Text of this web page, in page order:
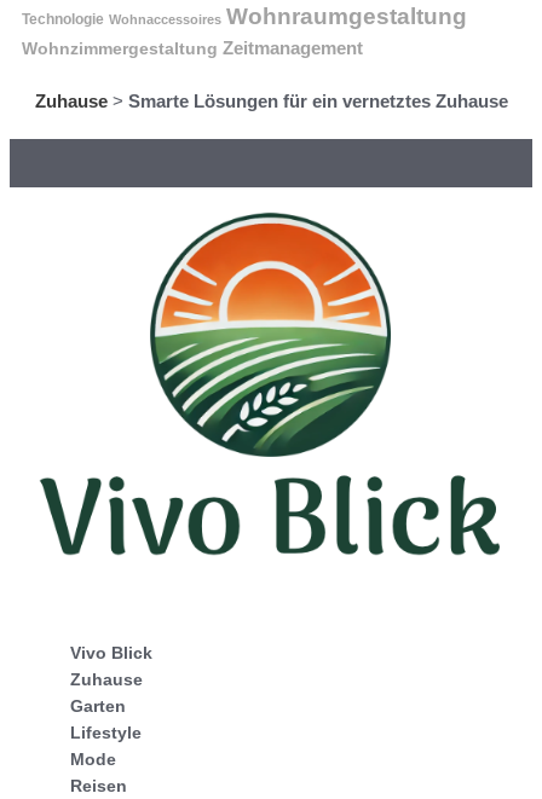
Technologie Wohnaccessoires Wohnraumgestaltung
Wohnzimmergestaltung Zeitmanagement
Zuhause> Smarte Lösungen für ein vernetztes Zuhause
Vivo Blick
Zuhause
Garten
Lifestyle
Mode
Reisen